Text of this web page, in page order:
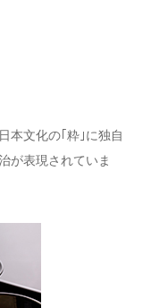
本文化の｢粋｣に独自
が表現されていま